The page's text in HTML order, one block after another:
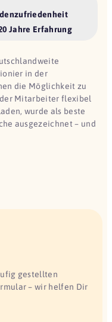
Jahre Erfahrung
in der
die Möglichkeit zu
Mitarbeiter flexibel
wurde als beste
ausgezeichnet – und
gestellten
– wir helfen Dir